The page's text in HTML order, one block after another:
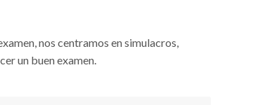
nos centramos en simulacros,
un buen examen.